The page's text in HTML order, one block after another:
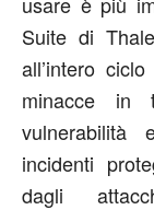
Suite di
all’intero
minacce in
vulnerabilità
incidenti
dagli